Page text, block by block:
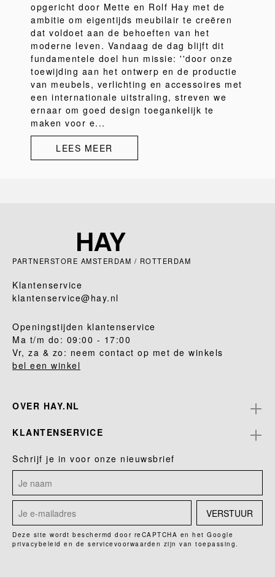
opgericht door Mette en Rolf Hay met de
ambitie om eigentijds meubilair te creëren
dat voldoet aan de behoeften van het
moderne leven. Vandaag de dag blijft dit
fundamentele doel hun missie: ''door onze
toewijding aan het ontwerp en de productie
van meubels, verlichting en accessoires met
een internationale uitstraling, streven we
ernaar om goed design toegankelijk te
maken voor e...
LEES MEER
PARTNERSTORE AMSTERDAM / ROTTERDAM
Klantenservice
klantenservice@hay.nl
Openingstijden klantenservice
Ma t/m do: 09:00 - 17:00
Vr, za & zo: neem contact op met de winkels
bel een winkel
OVER HAY.NL
KLANTENSERVICE
Schrijf je in voor onze nieuwsbrief
VERSTUUR
Deze site wordt beschermd door reCAPTCHA en het Google
privacybeleid en de servicevoorwaarden zijn van toepassing.